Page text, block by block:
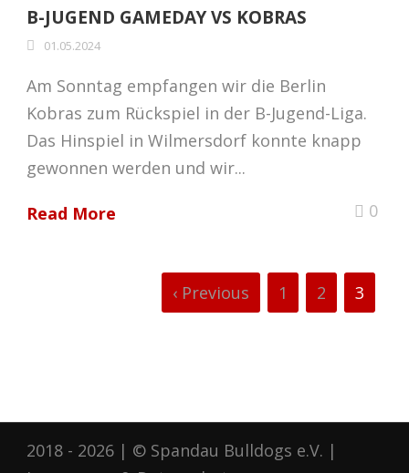
B-JUGEND GAMEDAY VS KOBRAS
01.05.2024
Am Sonntag empfangen wir die Berlin
Kobras zum Rückspiel in der B-Jugend-Liga.
Das Hinspiel in Wilmersdorf konnte knapp
gewonnen werden und wir...
Read More 0
‹ Previous 1 2 3
2018 - 2026 | © Spandau Bulldogs e.V. |